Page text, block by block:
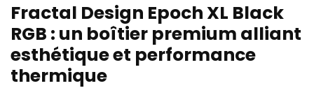
Fractal Design Epoch XL Black
RGB : un boîtier premium alliant
esthétique et performance
thermique